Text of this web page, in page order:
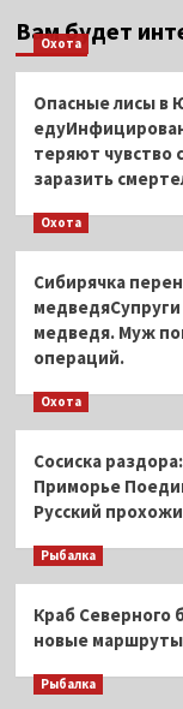
Вам будет
Охота
Опасные лисы в
теряют чувство
заразить
Охота
Сибирячка
медведя. Муж
операций.
Охота
Сосиска
Приморье
Русский
Рыбалка
Краб Северного
новые маршруты
Рыбалка